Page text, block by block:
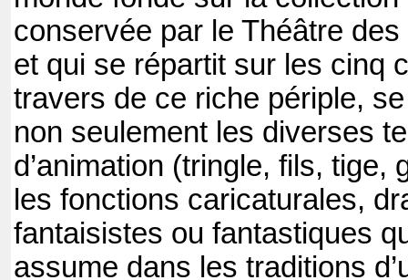
conservée par le Théâtre
et qui se répartit sur les cinq
travers de ce riche périple,
non seulement les diverses
d’animation (tringle, fils,
les fonctions caricaturales,
fantaisistes ou fantastiques
assume dans les traditions